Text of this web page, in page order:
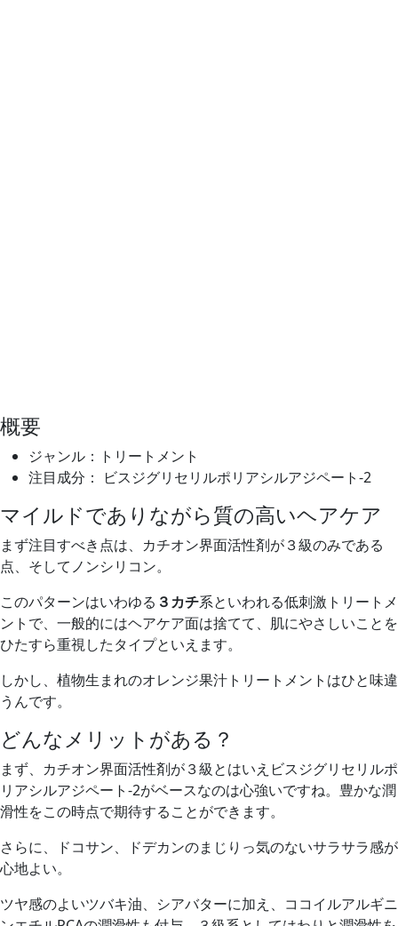
概要
ジャンル：トリートメント
注目成分： ビスジグリセリルポリアシルアジペート-2
マイルドでありながら質の高いヘアケア
まず注目すべき点は、カチオン界面活性剤が３級のみである
点、そしてノンシリコン。
このパターンはいわゆる ３カチ系といわれる低刺激トリートメ
ントで、一般的にはヘアケア面は捨てて、肌にやさしいことを
ひたすら重視したタイプといえます。
しかし、植物生まれのオレンジ果汁トリートメントはひと味違
うんです。
どんなメリットがある？
まず、カチオン界面活性剤が３級とはいえビスジグリセリルポ
リアシルアジペート-2がベースなのは心強いですね。豊かな潤
滑性をこの時点で期待することができます。
さらに、ドコサン、ドデカンのまじりっ気のないサラサラ感が
心地よい。
ツヤ感のよいツバキ油、シアバターに加え、ココイルアルギニ